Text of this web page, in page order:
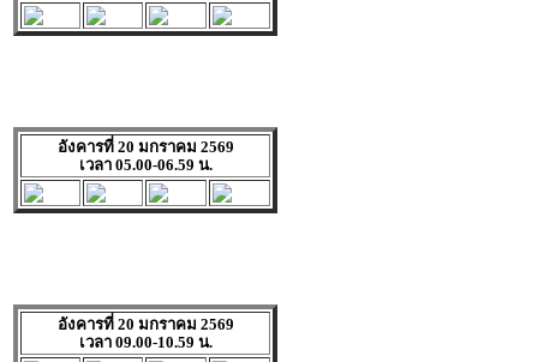
อังคารที่ 20 มกราคม 2569
เวลา 05.00-06.59 น.
อังคารที่ 20 มกราคม 2569
เวลา 09.00-10.59 น.